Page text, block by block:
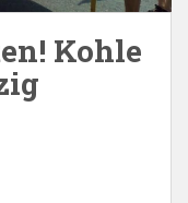
Kohle